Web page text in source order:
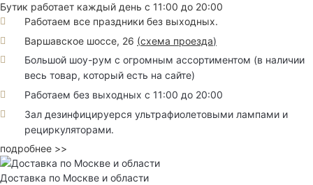
Бутик работает каждый день с 11:00 до 20:00
Работаем все праздники без выходных.
Варшавское шоссе, 26 (схема проезда)
Большой шоу-рум с огромным ассортиментом (в наличии
весь товар, который есть на сайте)
Работаем без выходных с 11:00 до 20:00
Зал дезинфицируерся ультрафиолетовыми лампами и
рециркуляторами.
подробнее >>
Доставка по Москве и области